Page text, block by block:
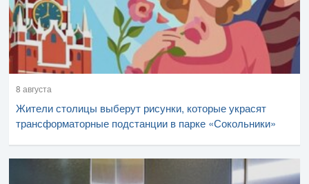
8 августа
Жители столицы выберут рисунки, которые украсят
трансформаторные подстанции в парке «Сокольники»